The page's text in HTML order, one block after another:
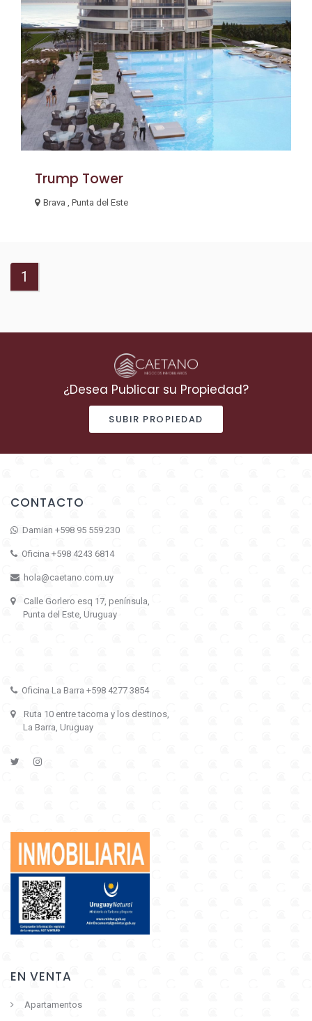
Trump Tower
Brava , Punta del Este
1
¿Desea Publicar su Propiedad?
SUBIR PROPIEDAD
CONTACTO
Damian +598 95 559 230
Oficina +598 4243 6814
hola@caetano.com.uy
Calle Gorlero esq 17, península,
Punta del Este, Uruguay
Oficina La Barra +598 4277 3854
Ruta 10 entre tacoma y los destinos,
La Barra, Uruguay
EN VENTA
Apartamentos